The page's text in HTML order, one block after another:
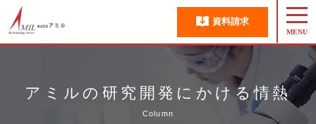
資料請求
アミルの研究開発にかける情熱
Column